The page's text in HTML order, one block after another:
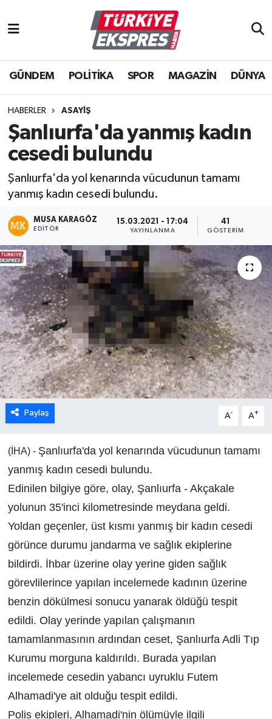
GÜNDEM POLİTİKA SPOR MAGAZİN DÜNYA
HABERLER ASAYİŞ
Şanlıurfa'da yanmış kadın
cesedi bulundu
Şanlıurfa'da yol kenarında vücudunun tamamı
yanmış kadın cesedi bulundu.
MUSA KARAGÖZ
EDITÖR
15.03.2021 - 17:04
YAYINLANMA
41
GÖSTERIM
Paylaş A- A+
(İHA) - Şanlıurfa'da yol kenarında vücudunun tamamı
yanmış kadın cesedi bulundu.
Edinilen bilgiye göre, olay, Şanlıurfa - Akçakale
yolunun 35'inci kilometresinde meydana geldi.
Yoldan geçenler, üst kısmı yanmış bir kadın cesedi
görünce durumu jandarma ve sağlık ekiplerine
bildirdi. İhbar üzerine olay yerine giden sağlık
görevlilerince yapılan incelemede kadının üzerine
benzin dökülmesi sonucu yanarak öldüğü tespit
edildi. Olay yerinde yapılan çalışmanın
tamamlanmasının ardından ceset, Şanlıurfa Adli Tıp
Kurumu morguna kaldırıldı. Burada yapılan
incelemede cesedin yabancı uyruklu Futem
Alhamadi'ye ait olduğu tespit edildi.
Polis ekipleri, Alhamadi'nin ölümüyle ilgili
İstanbul Nöbetçi Eczaneler
İstanbul Hava Durumu
İstanbul Namaz Vakitleri
İstanbul Trafik Yoğunluk Haritası
Tüm Manşetler
Son Dakika Haberleri
Haber Arşivi